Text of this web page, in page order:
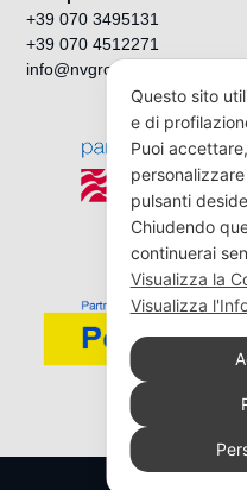
+39 070 3495131
+39 070 4512271
info@nvgroup.it
Questo sito
e di
Puoi
pulsanti
Chiudendo
continuerai
Visualizza la
Visualizza